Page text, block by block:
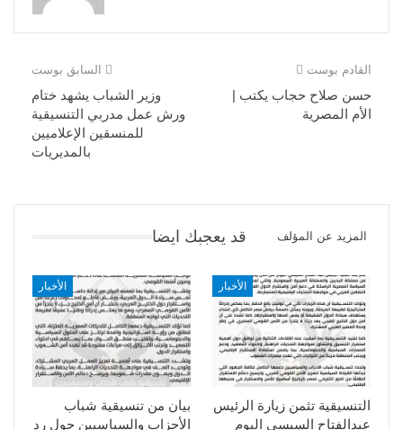
السابق بوست
وزير الشباب يشهد ختام
ورش عمل مدربي التنسيقية
للمنسقين الإعلاميين
بالمديريات
القادم بوست
حسن صلاح حجاب يكتب |
الأم المصرية
قد يعجبك ايضا المزيد عن المؤلف
الأخبار
بيان من تنسيقية شباب
الأحزاب والسياسيين حول رد
الأخبار
التنسيقية تثمن زيارة الرئيس
عبدالفتاح السيسى اليوم